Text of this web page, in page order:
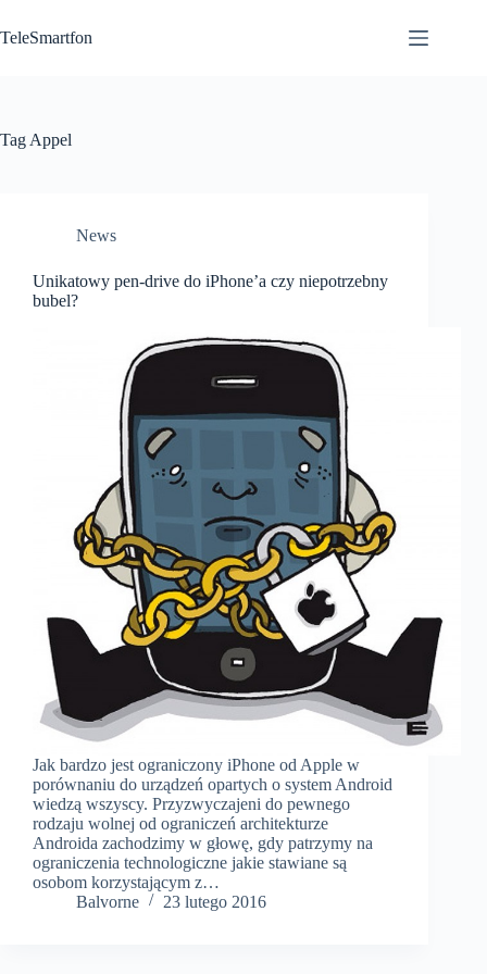
do
treści
TeleSmartfon
Tag Appel
News
Unikatowy pen-drive do iPhone’a czy niepotrzebny
bubel?
Jak bardzo jest ograniczony iPhone od Apple w
porównaniu do urządzeń opartych o system Android
wiedzą wszyscy. Przyzwyczajeni do pewnego
rodzaju wolnej od ograniczeń architekturze
Androida zachodzimy w głowę, gdy patrzymy na
ograniczenia technologiczne jakie stawiane są
osobom korzystającym z…
Balvorne
23 lutego 2016